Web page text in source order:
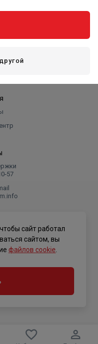
сайт работал
сайтом, вы
файлов cookie